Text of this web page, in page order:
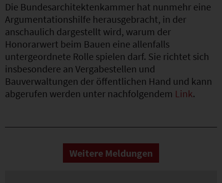
Die Bundesarchitektenkammer hat nunmehr eine
Argumentationshilfe herausgebracht, in der
anschaulich dargestellt wird, warum der
Honorarwert beim Bauen eine allenfalls
untergeordnete Rolle spielen darf. Sie richtet sich
insbesondere an Vergabestellen und
Bauverwaltungen der öffentlichen Hand und kann
abgerufen werden unter nachfolgendem Link.
Weitere Meldungen